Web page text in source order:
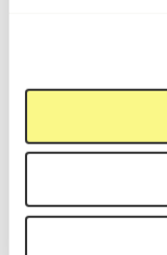
St. Olavs plass
post@koro.no